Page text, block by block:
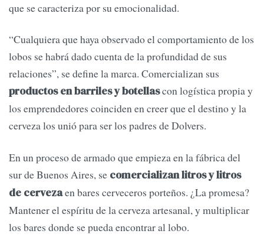
que se caracteriza por su emocionalidad.
“Cualquiera que haya observado el comportamiento de los
lobos se habrá dado cuenta de la profundidad de sus
relaciones”, se define la marca. Comercializan sus
productos en barriles y botellascon logística propia y
los emprendedores coinciden en creer que el destino y la
cerveza los unió para ser los padres de Dolvers.
En un proceso de armado que empieza en la fábrica del
sur de Buenos Aires, se comercializan litros y litros
de cervezaen bares cerveceros porteños. ¿La promesa?
Mantener el espíritu de la cerveza artesanal, y multiplicar
los bares donde se pueda encontrar al lobo.